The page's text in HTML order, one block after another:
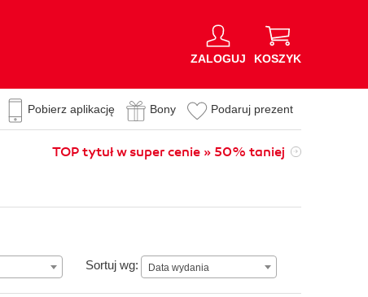
ZALOGUJ KOSZYK
Pobierz aplikację Bony Podaruj prezent
TOP tytuł w super cenie » 50% taniej
Sortuj wg: Data wydania
Data wydania